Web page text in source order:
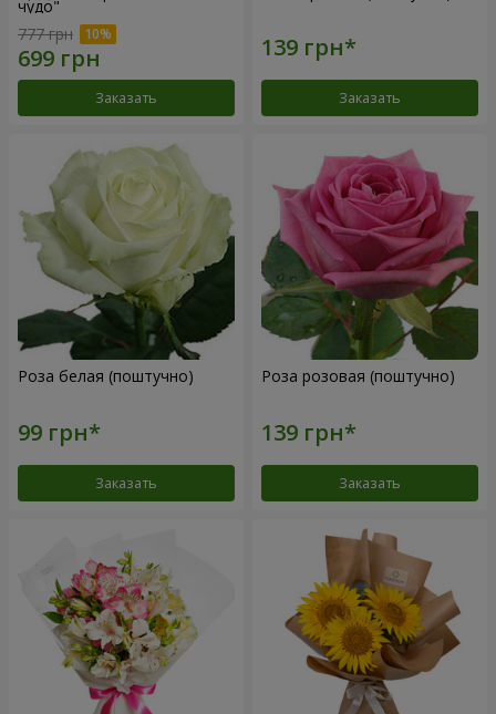
чудо"
777 грн
Заказать Заказать
Роза белая (поштучно)
Заказать
Роза розовая (поштучно)
Заказать